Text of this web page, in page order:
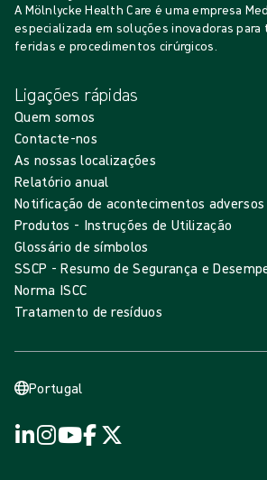
A Mölnlycke Health Care é uma empresa
especializada em soluções inovadoras
feridas e procedimentos cirúrgicos.
Ligações rápidas
Quem somos
Contacte-nos
As nossas localizações
Relatório anual
Notificação de acontecimentos adversos
Produtos - Instruções de Utilização
Glossário de símbolos
SSCP - Resumo de Segurança e
Norma ISCC
Tratamento de resíduos
Portugal